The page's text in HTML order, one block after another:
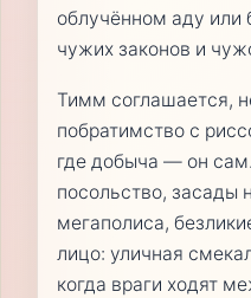
облучённом аду или
чужих законов и
Тимм соглашается,
побратимство с
где добыча — он
посольство, засады
мегаполиса,
лицо: уличная
когда враги ходят